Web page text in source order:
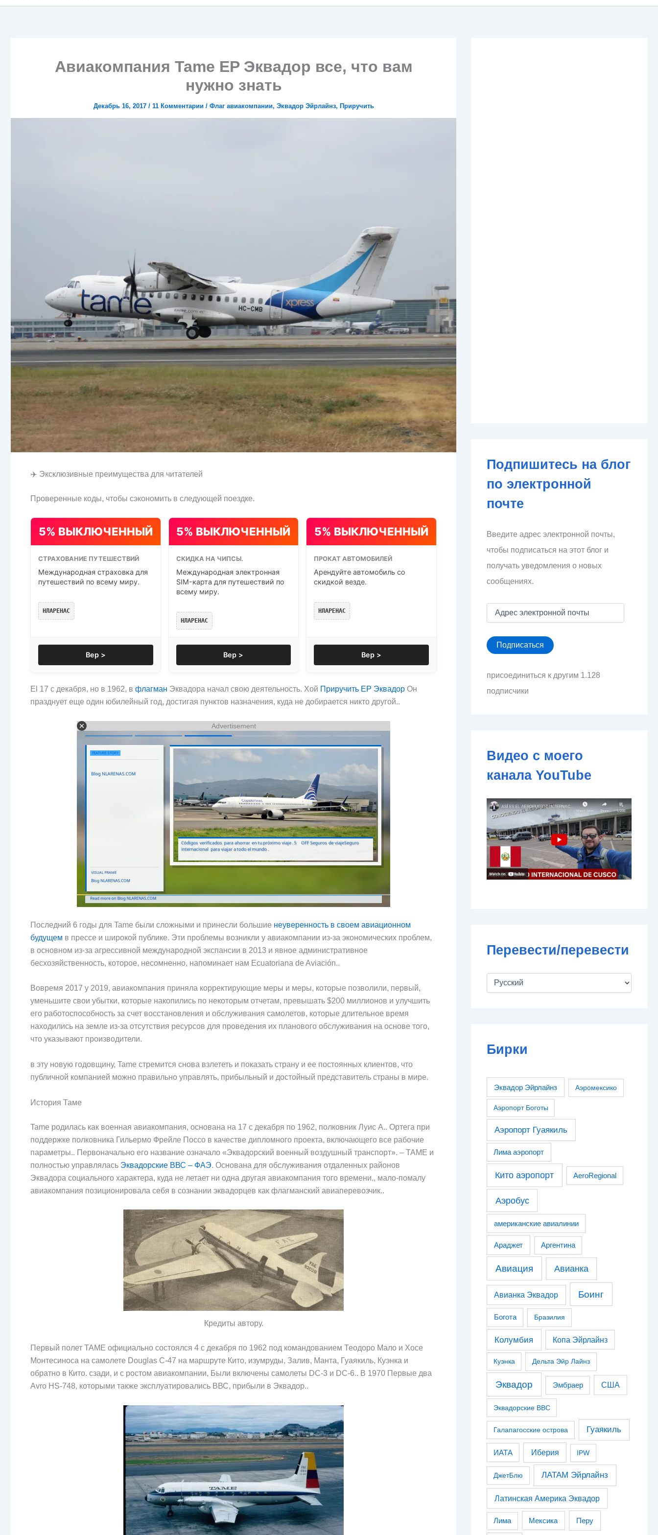
Авиакомпания Tame EP Эквадор все, что вам
нужно знать
Декабрь 16, 2017 / 11 Комментарии / Флаг авиакомпании, Эквадор Эйрлайнз, Приручить
✈️ Эксклюзивные преимущества для читателей
Проверенные коды, чтобы сэкономить в следующей поездке.
5% ВЫКЛЮЧЕННЫЙ
СТРАХОВАНИЕ ПУТЕШЕСТВИЙ
Международная страховка для
путешествий по всему миру.
НЛАРЕНАС
Вер >
5% ВЫКЛЮЧЕННЫЙ
СКИДКА НА ЧИПСЫ.
Международная электронная
SIM-карта для путешествий по
всему миру.
НЛАРЕНАС
Вер >
5% ВЫКЛЮЧЕННЫЙ
ПРОКАТ АВТОМОБИЛЕЙ
Арендуйте автомобиль со
скидкой везде.
НЛАРЕНАС
Вер >
El 17 с декабря, но в 1962, в флагман Эквадора начал свою деятельность. Хой Приручить EP Эквадор Он
празднует еще один юбилейный год, достигая пунктов назначения, куда не добирается никто другой..
Advertisement
Последний 6 годы для Tame были сложными и принесли большие неуверенность в своем авиационном
будущем в прессе и широкой публике. Эти проблемы возникли у авиакомпании из-за экономических проблем,
в основном из-за агрессивной международной экспансии в 2013 и явное административное
бесхозяйственность, которое, несомненно, напоминает нам Ecuatoriana de Aviación..
Вовремя 2017 у 2019, авиакомпания приняла корректирующие меры и меры, которые позволили, первый,
уменьшите свои убытки, которые накопились по некоторым отчетам, превышать $200 миллионов и улучшить
его работоспособность за счет восстановления и обслуживания самолетов, которые длительное время
находились на земле из-за отсутствия ресурсов для проведения их планового обслуживания на основе того,
что указывают производители.
в эту новую годовщину, Tame стремится снова взлететь и показать страну и ее постоянных клиентов, что
публичной компанией можно правильно управлять, прибыльный и достойный представитель страны в мире.
История Таме
Tame родилась как военная авиакомпания, основана на 17 с декабря по 1962, полковник Луис А.. Ортега при
поддержке полковника Гильермо Фрейле Поссо в качестве дипломного проекта, включающего все рабочие
параметры.. Первоначально его название означало «Эквадорский военный воздушный транспорт». – TAME и
полностью управлялась Эквадорские ВВС – ФАЭ. Основана для обслуживания отдаленных районов
Эквадора социального характера, куда не летает ни одна другая авиакомпания того времени., мало-помалу
авиакомпания позиционировала себя в сознании эквадорцев как флагманский авиаперевозчик..
Кредиты автору.
Первый полет TAME официально состоялся 4 с декабря по 1962 под командованием Теодоро Мало и Хосе
Монтесиноса на самолете Douglas C-47 на маршруте Кито, изумруды, Залив, Манта, Гуаякиль, Куэнка и
обратно в Кито. сзади, и с ростом авиакомпании, Были включены самолеты DC-3 и DC-6.. В 1970 Первые два
Avro HS-748, которыми также эксплуатировались ВВС, прибыли в Эквадор..
Подпишитесь на блог
по электронной
почте
Введите адрес электронной почты,
чтобы подписаться на этот блог и
получать уведомления о новых
сообщениях.
е
с
е
т
й
о
ы
Подписаться
присоединиться к другим 1.128
подписчики
Видео с моего
канала YouTube
Перевести/перевести
Бирки
Эквадор Эйрлайнз Аэромексико
Аэропорт Боготы
Аэропорт Гуаякиль
Лима аэропорт
Кито аэропорт AeroRegional
Аэробус
американские авиалинии
Араджет Аргентина
Авиация Авианка
Авианка Эквадор Боинг
Богота Бразилия
Колумбия Копа Эйрлайнз
Куэнка Дельта Эйр Лайнз
Эквадор Эмбраер США
Эквадорские ВВС
Галапагосские острова Гуаякиль
ИАТА Иберия IPW
ДжетБлю ЛАТАМ Эйрлайнз
Латинская Америка Эквадор
Лима Мексика Перу